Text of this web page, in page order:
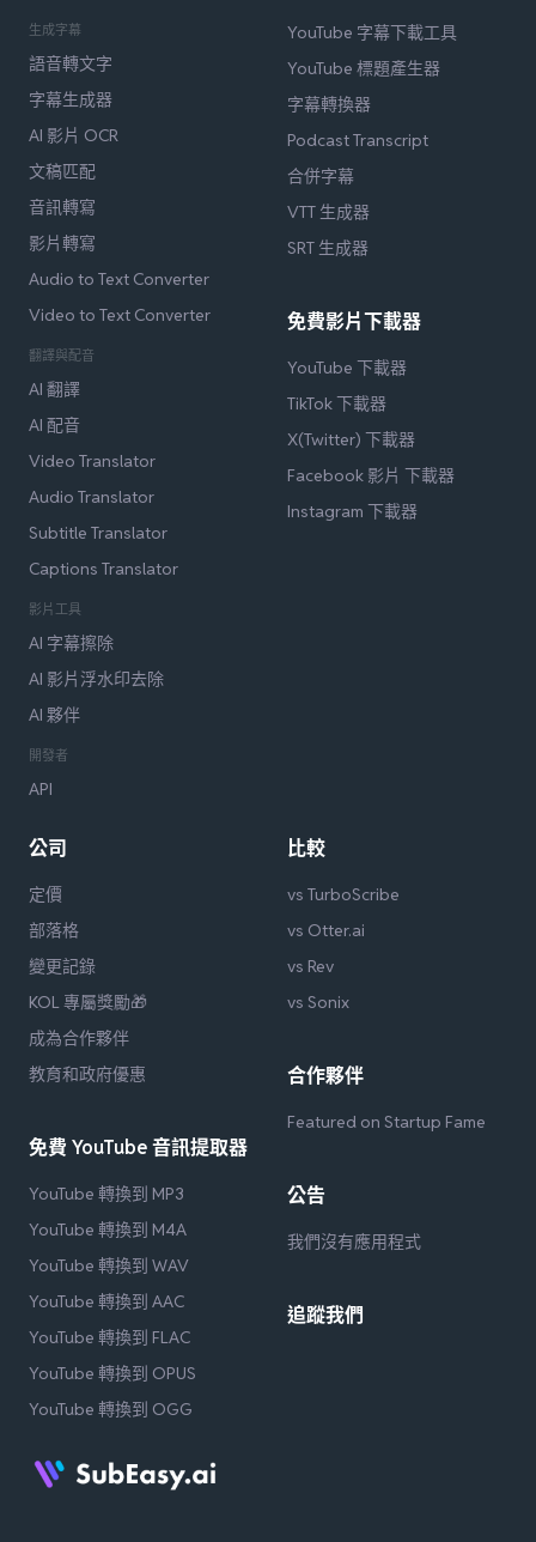
生成字幕
語音轉文字
字幕生成器
AI 影片 OCR
文稿匹配
音訊轉寫
影片轉寫
Audio to Text Converter
Video to Text Converter
翻譯與配音
AI 翻譯
AI 配音
Video Translator
Audio Translator
Subtitle Translator
Captions Translator
影片工具
AI 字幕擦除
AI 影片浮水印去除
AI 夥伴
開發者
API
YouTube 字幕下載工具
YouTube 標題產生器
字幕轉換器
Podcast Transcript
合併字幕
VTT 生成器
SRT 生成器
免費影片下載器
YouTube 下載器
TikTok 下載器
X(Twitter) 下載器
Facebook 影片 下載器
Instagram 下載器
公司
定價
部落格
變更記錄
KOL 專屬獎勵🎁
成為合作夥伴
教育和政府優惠
免費 YouTube 音訊提取器
YouTube 轉換到 MP3
YouTube 轉換到 M4A
YouTube 轉換到 WAV
YouTube 轉換到 AAC
YouTube 轉換到 FLAC
YouTube 轉換到 OPUS
YouTube 轉換到 OGG
比較
vs TurboScribe
vs Otter.ai
vs Rev
vs Sonix
合作夥伴
Featured on Startup Fame
公告
我們沒有應用程式
追蹤我們